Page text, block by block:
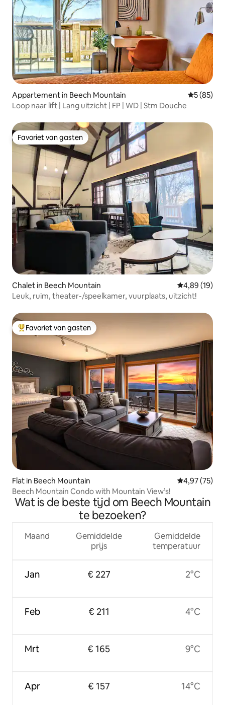
Appartement in Beech Mountain
5 (85)
Loop naar lift | Lang uitzicht | FP | WD | Stm Douche
Favoriet van gasten
Favoriet van gasten
Chalet in Beech Mountain Gemiddelde
4,89 (19)
Leuk, ruim, theater-/speelkamer, vuurplaats, uitzicht!
Topfavoriet van gasten
Favoriet van gasten
Flat in Beech Mountain Gemiddelde
4,97 (75)
Beech Mountain Condo with Mountain View’s!
Wat is de beste tijd om Beech Mountain
te bezoeken?
Maand
Jan
Feb
Mrt
Apr
Gemiddelde
prijs
€ 227
€ 211
€ 165
€ 157
Gemiddelde
temperatuur
2°C
4°C
9°C
14°C